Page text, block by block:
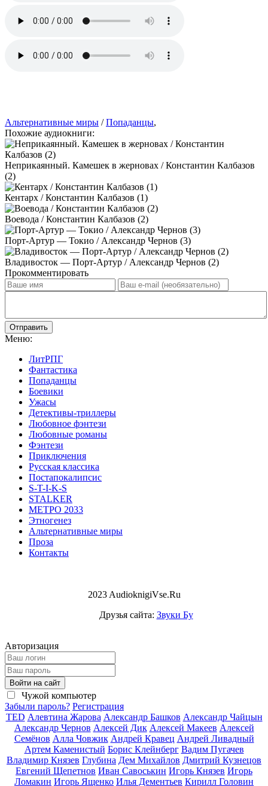
Альтернативные миры /Попаданцы,
Похожие аудиокниги:
Неприкаянный. Камешек в жерновах / Константин Калбазов
(2)
Кентарх / Константин Калбазов (1)
Воевода / Константин Калбазов (2)
Порт-Артур — Токио / Александр Чернов (3)
Владивосток — Порт-Артур / Александр Чернов (2)
Прокомментировать
Отправить
Меню:
ЛитРПГ
Фантастика
Попаданцы
Боевики
Ужасы
Детективы-триллеры
Любовное фэнтези
Любовные романы
Фэнтези
Приключения
Русская классика
Постапокалипсис
S-T-I-K-S
STALKER
МЕТРО 2033
Этногенез
Альтернативные миры
Проза
Контакты
2023 AudioknigiVse.Ru
Друзья сайта: Звуки Бу
Авторизация
Войти на сайт
Чужой компьютер
Забыли пароль? Регистрация
TED Алевтина Жарова Александр Башков Александр Чайцын
Александр Чернов Алексей Дик Алексей Макеев Алексей
Семёнов Алла Човжик Андрей Кравец Андрей Ливадный
Артем Каменистый Борис Клейнберг Вадим Пугачев
Владимир Князев Глубина Дем Михайлов Дмитрий Кузнецов
Евгений Щепетнов Иван Савоськин Игорь Князев Игорь
Ломакин Игорь Ященко Илья Дементьев Кирилл Головин